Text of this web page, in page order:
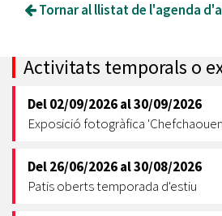
Tornar al llistat de l'agenda
Activitats temporals o
Del02/09/2026al30/09/2026
Exposició fotogràfica
Del26/06/2026al30/08/2026
Patis oberts temporada d'estiu